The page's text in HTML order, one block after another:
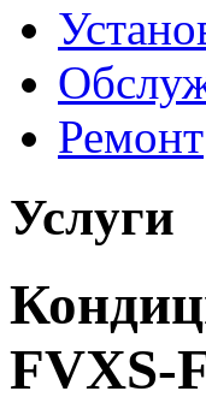
Ремонт
Услуги
FVXS-